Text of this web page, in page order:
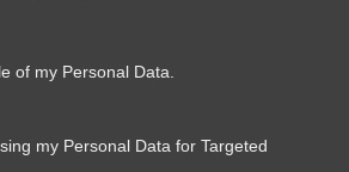
of my Personal Data.
my Personal Data for Targeted
częśćiej